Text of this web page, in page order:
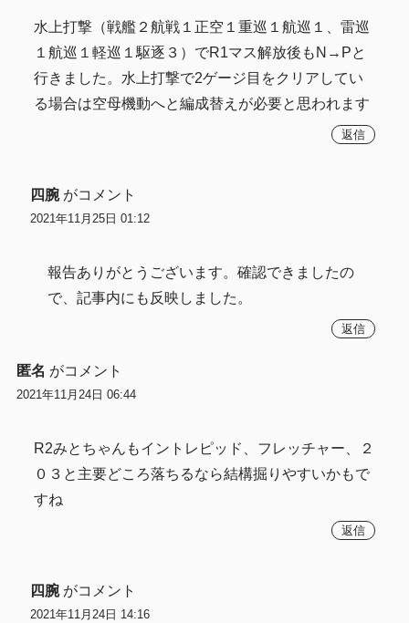
水上打撃（戦艦２航戦１正空１重巡１航巡１、雷巡
１航巡１軽巡１駆逐３）でR1マス解放後もN→Pと
行きました。水上打撃で2ゲージ目をクリアしてい
る場合は空母機動へと編成替えが必要と思われます
返信
四腕 がコメント
2021年11月25日 01:12
報告ありがとうございます。確認できましたの
で、記事内にも反映しました。
返信
匿名 がコメント
2021年11月24日 06:44
R2みとちゃんもイントレピッド、フレッチャー、２
０３と主要どころ落ちるなら結構掘りやすいかもで
すね
返信
四腕 がコメント
2021年11月24日 14:16